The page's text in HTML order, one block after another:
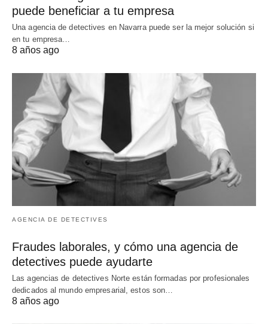
puede beneficiar a tu empresa
Una agencia de detectives en Navarra puede ser la mejor solución si
en tu empresa…
8 años ago
AGENCIA DE DETECTIVES
Fraudes laborales, y cómo una agencia de
detectives puede ayudarte
Las agencias de detectives Norte están formadas por profesionales
dedicados al mundo empresarial, estos son…
8 años ago